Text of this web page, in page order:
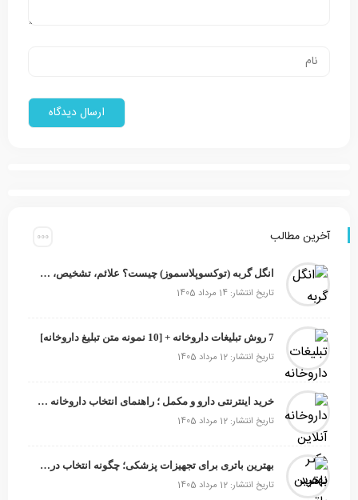
آخرین مطالب
انگل گربه (توکسوپلاسموز) چیست؟ علائم، تشخیص، درمان و ۶ راه‌ پیشگیری
تاریخ انتشار: 14 مرداد 1405
7 روش تبلیغات داروخانه + [10 نمونه متن تبلیغ داروخانه]
تاریخ انتشار: 12 مرداد 1405
خرید اینترنتی دارو و مکمل ؛ راهنمای انتخاب داروخانه آنلاین معتبر
تاریخ انتشار: 12 مرداد 1405
بهترین باتری برای تجهیزات پزشکی؛ چگونه انتخاب درست، امنیت و عملکرد دستگاه را تضمین می‌کند؟
تاریخ انتشار: 12 مرداد 1405